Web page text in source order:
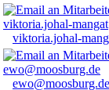
viktoria.johal-
ewo@moosburg.de